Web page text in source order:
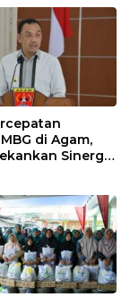
di Agam,
Sinergi